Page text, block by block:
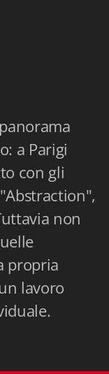
a Parigi
con gli
non
propria
lavoro